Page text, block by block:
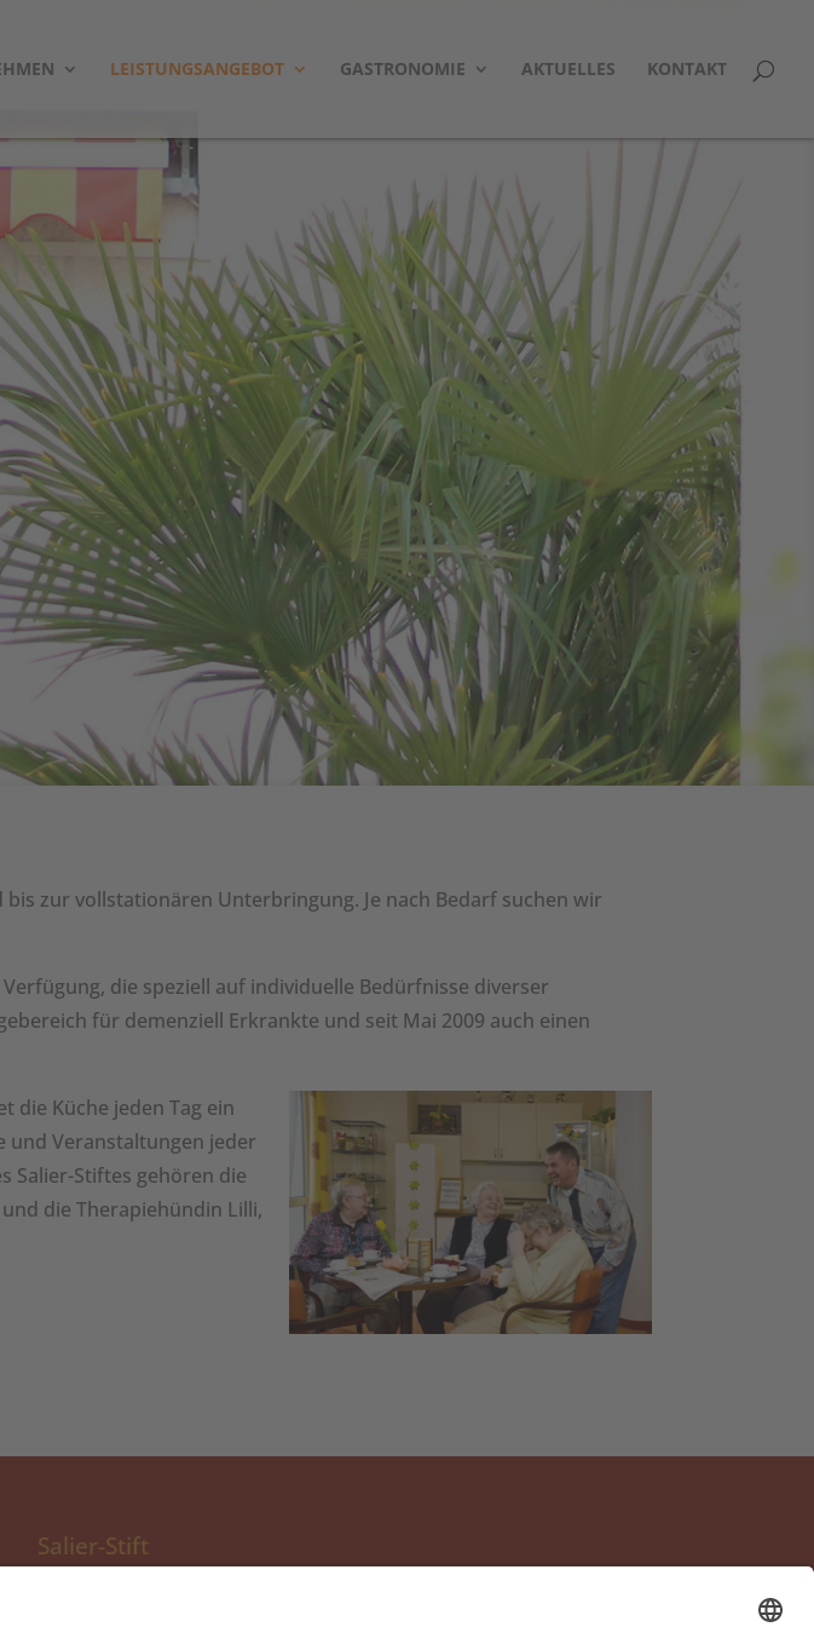
LEISTUNGSANGEBOT GASTRONOMIE AKTUELLES KONTAKT
zur vollstationären Unterbringung. Je nach Bedarf suchen wir
die speziell auf individuelle Bedürfnisse diverser
für demenziell Erkrankte und seit Mai 2009 auch einen
die Küche jeden Tag ein
und Veranstaltungen jeder
Salier-Stiftes gehören die
die Therapiehündin Lilli,
Salier-Stift